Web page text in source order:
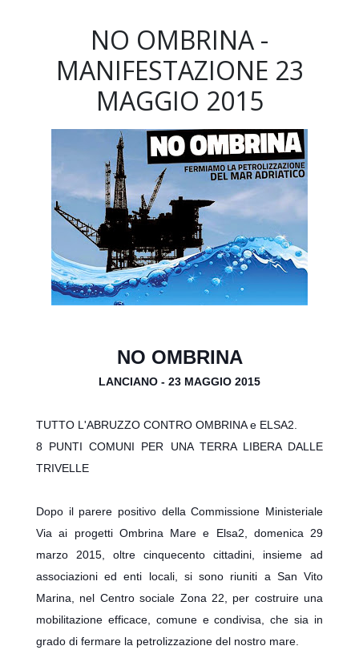
NO OMBRINA -
MANIFESTAZIONE 23
MAGGIO 2015
NO OMBRINA
LANCIANO - 23 MAGGIO 2015
TUTTO L'ABRUZZO CONTRO OMBRINA e ELSA2.
8 PUNTI COMUNI PER UNA TERRA LIBERA DALLE
TRIVELLE
Dopo il parere positivo della Commissione Ministeriale
Via ai progetti Ombrina Mare e Elsa2, domenica 29
marzo 2015, oltre cinquecento cittadini, insieme ad
associazioni ed enti locali, si sono riuniti a San Vito
Marina, nel Centro sociale Zona 22, per costruire una
mobilitazione efficace, comune e condivisa, che sia in
grado di fermare la petrolizzazione del nostro mare.